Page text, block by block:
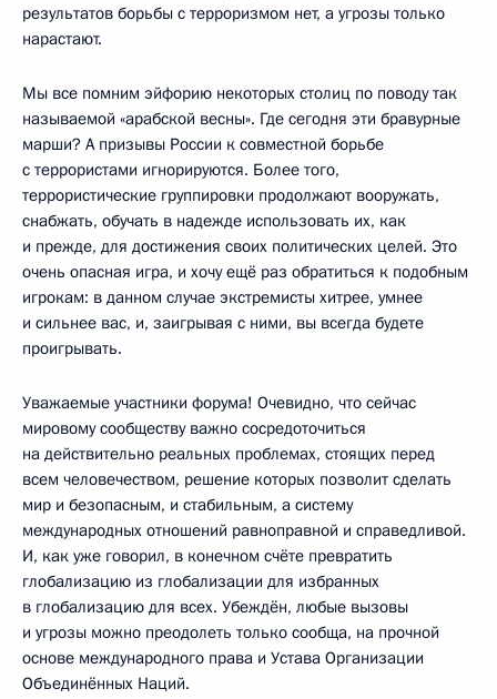
результатов борьбы с терроризмом нет, а угрозы только
нарастают.
Мы все помним эйфорию некоторых столиц по поводу так
называемой «арабской весны». Где сегодня эти бравурные
марши? А призывы России к совместной борьбе
с террористами игнорируются. Более того,
террористические группировки продолжают вооружать,
снабжать, обучать в надежде использовать их, как
и прежде, для достижения своих политических целей. Это
очень опасная игра, и хочу ещё раз обратиться к подобным
игрокам: в данном случае экстремисты хитрее, умнее
и сильнее вас, и, заигрывая с ними, вы всегда будете
проигрывать.
Уважаемые участники форума! Очевидно, что сейчас
мировому сообществу важно сосредоточиться
на действительно реальных проблемах, стоящих перед
всем человечеством, решение которых позволит сделать
мир и безопасным, и стабильным, а систему
международных отношений равноправной и справедливой.
И, как уже говорил, в конечном счёте превратить
глобализацию из глобализации для избранных
в глобализацию для всех. Убеждён, любые вызовы
и угрозы можно преодолеть только сообща, на прочной
основе международного права и Устава Организации
Объединённых Наций.